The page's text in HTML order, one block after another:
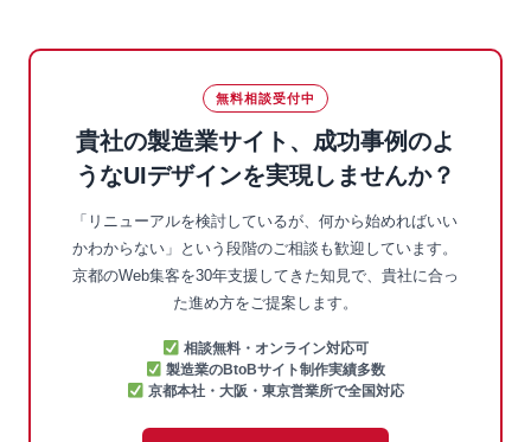
無料相談受付中
貴社の製造業サイト、成功事例のよ
うなUIデザインを実現しませんか？
「リニューアルを検討しているが、何から始めればいい
かわからない」という段階のご相談も歓迎しています。
京都のWeb集客を30年支援してきた知見で、貴社に合っ
た進め方をご提案します。
相談無料・オンライン対応可
製造業のBtoBサイト制作実績多数
京都本社・大阪・東京営業所で全国対応